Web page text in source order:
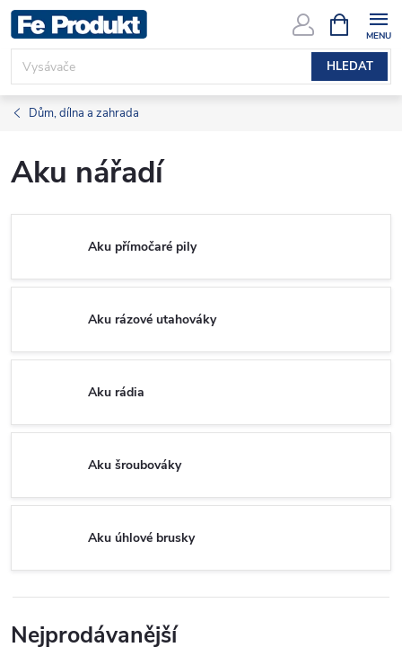
Přejít
na
obsah
HLEDAT
NÁKUPNÍ
KOŠÍK
Dům, dílna a zahrada
Aku nářadí
Aku přímočaré pily
Aku rázové utahováky
Aku rádia
Aku šroubováky
Aku úhlové brusky
Nejprodávanější